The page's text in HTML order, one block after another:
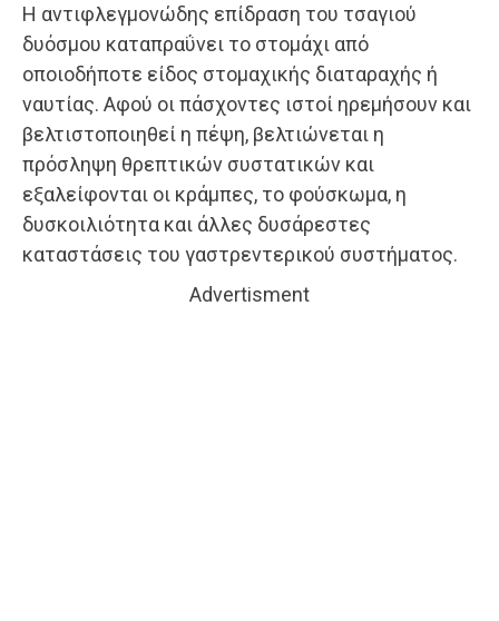
Η αντιφλεγμονώδης επίδραση του τσαγιού
δυόσμου καταπραΰνει το στομάχι από
οποιοδήποτε είδος στομαχικής διαταραχής ή
ναυτίας. Αφού οι πάσχοντες ιστοί ηρεμήσουν και
βελτιστοποιηθεί η πέψη, βελτιώνεται η
πρόσληψη θρεπτικών συστατικών και
εξαλείφονται οι κράμπες, το φούσκωμα, η
δυσκοιλιότητα και άλλες δυσάρεστες
καταστάσεις του γαστρεντερικού συστήματος.
Advertisment